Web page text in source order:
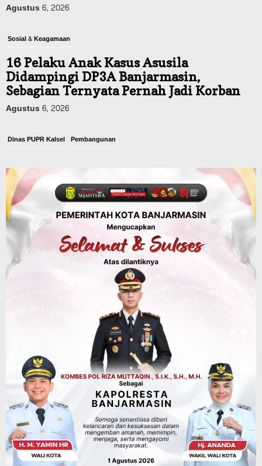
Agustus 6, 2026
Sosial & Keagamaan
16 Pelaku Anak Kasus Asusila
Didampingi DP3A Banjarmasin,
Sebagian Ternyata Pernah Jadi Korban
Agustus 6, 2026
Dinas PUPR Kalsel Pembangunan
Pemerintah Janji Tingkatkan Fasilitas
Keselamatan Jalan Alternatif
Banjarbaru–Batulicin
Agustus 6, 2026
Dinas Kehutanan Kalsel
Tahura Sultan Adam Sempat Alami
Kebakaran Lahan, Api Berhasil
Dipadamkan, Kadishut Kalsel
Memimpin Langsung Aksi di Lapangan
Advertorial Pemkab Balangan
Silaturahmi ke DPRD Balangan, Kapolres
AKBP Arif Mansyur Perkuat Koordinasi
Keamanan Daerah
Agustus 6, 2026